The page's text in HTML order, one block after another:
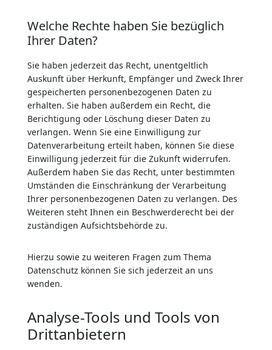
Welche Rechte haben Sie bezüglich
Ihrer Daten?
Sie haben jederzeit das Recht, unentgeltlich
Auskunft über Herkunft, Empfänger und Zweck Ihrer
gespeicherten personenbezogenen Daten zu
erhalten. Sie haben außerdem ein Recht, die
Berichtigung oder Löschung dieser Daten zu
verlangen. Wenn Sie eine Einwilligung zur
Datenverarbeitung erteilt haben, können Sie diese
Einwilligung jederzeit für die Zukunft widerrufen.
Außerdem haben Sie das Recht, unter bestimmten
Umständen die Einschränkung der Verarbeitung
Ihrer personenbezogenen Daten zu verlangen. Des
Weiteren steht Ihnen ein Beschwerderecht bei der
zuständigen Aufsichtsbehörde zu.
Hierzu sowie zu weiteren Fragen zum Thema
Datenschutz können Sie sich jederzeit an uns
wenden.
Analyse-Tools und Tools von
Dritt­anbietern